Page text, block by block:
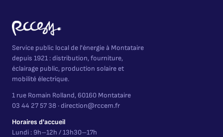
Service public local de l'énergie à Montataire
depuis 1921 : distribution, fourniture,
éclairage public, production solaire et
mobilité électrique.
1 rue Romain Rolland, 60160 Montataire
03 44 27 57 38 · direction@rccem.fr
Horaires d'accueil
Lundi : 9h–12h / 13h30–17h